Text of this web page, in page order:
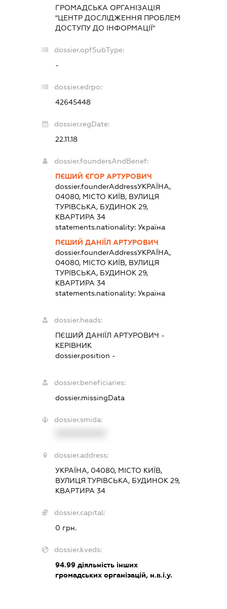
ГРОМАДСЬКА ОРГАНІЗАЦІЯ
"ЦЕНТР ДОСЛІДЖЕННЯ ПРОБЛЕМ
ДОСТУПУ ДО ІНФОРМАЦІЇ"
dossier.opfSubType:
-
dossier.edrpo:
42645448
dossier.regDate:
22.11.18
dossier.foundersAndBenef:
ПЄШИЙ ЄГОР АРТУРОВИЧ
dossier.founderAddressУКРАЇНА,
04080, МІСТО КИЇВ, ВУЛИЦЯ
ТУРІВСЬКА, БУДИНОК 29,
КВАРТИРА 34
statements.nationality: Україна
ПЄШИЙ ДАНІЇЛ АРТУРОВИЧ
dossier.founderAddressУКРАЇНА,
04080, МІСТО КИЇВ, ВУЛИЦЯ
ТУРІВСЬКА, БУДИНОК 29,
КВАРТИРА 34
statements.nationality: Україна
dossier.heads:
ПЄШИЙ ДАНІЇЛ АРТУРОВИЧ -
КЕРІВНИК
dossier.position -
dossier.beneficiaries:
dossier.missingData
dossier.smida:
dossier.address:
УКРАЇНА, 04080, МІСТО КИЇВ,
ВУЛИЦЯ ТУРІВСЬКА, БУДИНОК 29,
КВАРТИРА 34
dossier.capital:
0 грн.
dossier.kveds:
94.99діяльність інших
громадських організацій, н.в.і.у.